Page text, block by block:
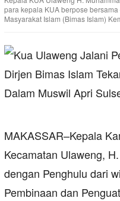
para kepala KUA berpose
Masyarakat Islam (Bimas Islam)
MAKASSAR–Kepala
Kecamatan Ulaweng,
dengan Penghulu dari
Pembinaan dan